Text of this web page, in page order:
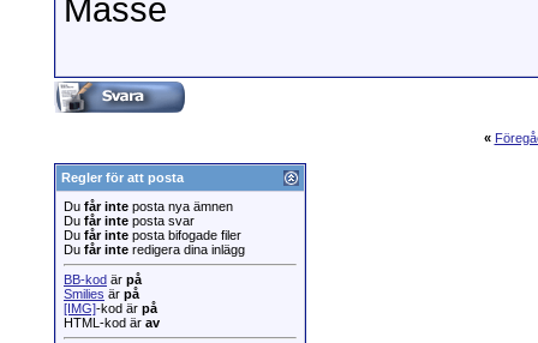
Masse
«
Regler för att posta
Du får inte posta nya ämnen
Du får inte posta svar
Du får inte posta bifogade filer
Du får inte redigera dina inlägg
BB-kod är på
Smilies är på
[IMG]-kod är på
HTML-kod är av